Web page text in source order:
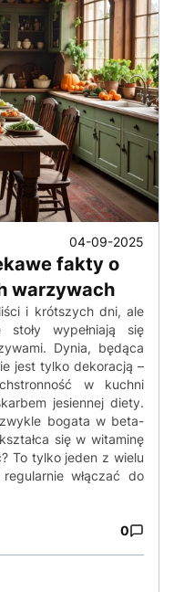
04-09-2025
fakty o
warzywach
i krótszych dni, ale
wypełniają się
Dynia, będąca
jest tylko dekoracją –
w kuchni
jesiennej diety.
bogata w beta-
się w witaminę
To tylko jeden z wielu
włączać do
0
0. Zobacz szczegóły